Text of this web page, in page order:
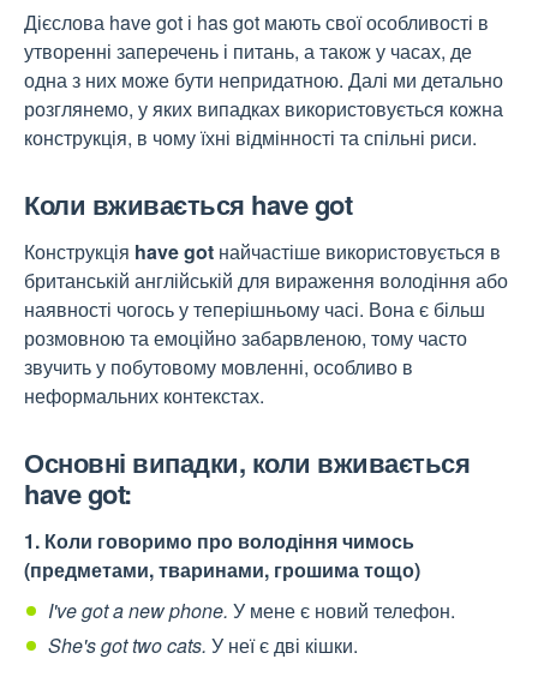
Дієслова have got і has got мають свої особливості в
утворенні заперечень і питань, а також у часах, де
одна з них може бути непридатною. Далі ми детально
розглянемо, у яких випадках використовується кожна
конструкція, в чому їхні відмінності та спільні риси.
Коли вживається have got
Конструкція have got найчастіше використовується в
британській англійській для вираження володіння або
наявності чогось у теперішньому часі. Вона є більш
розмовною та емоційно забарвленою, тому часто
звучить у побутовому мовленні, особливо в
неформальних контекстах.
Основні випадки, коли вживається
have got:
1. Коли говоримо про володіння чимось
(предметами, тваринами, грошима тощо)
I've got a new phone. У мене є новий телефон.
She's got two cats. У неї є дві кішки.